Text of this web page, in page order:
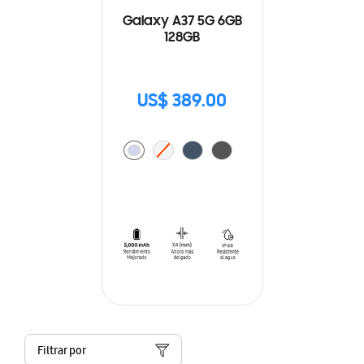
Galaxy A37 5G 6GB
128GB
US$ 389.00
Filtrar por